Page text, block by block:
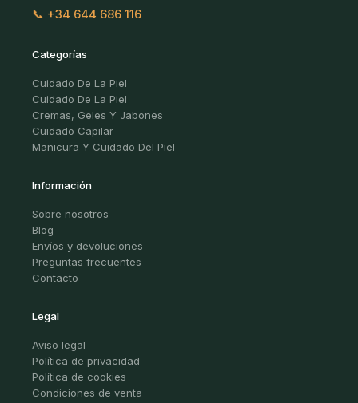
📞 +34 644 686 116
Categorías
Cuidado De La Piel
Cuidado De La Piel
Cremas, Geles Y Jabones
Cuidado Capilar
Manicura Y Cuidado Del Piel
Información
Sobre nosotros
Blog
Envíos y devoluciones
Preguntas frecuentes
Contacto
Legal
Aviso legal
Política de privacidad
Política de cookies
Condiciones de venta